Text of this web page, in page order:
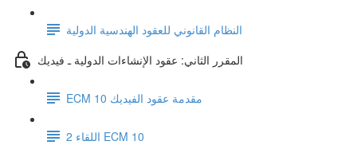
النظام القانوني للعقود الهندسية الدولية
المقرر الثاني: عقود الإنشاءات الدولية ـ فيديك
ECM 10 مقدمة عقود الفيديك
اللقاء 2 ECM 10